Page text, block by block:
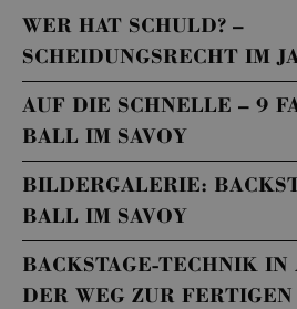
WER HAT SCHULD? –
SCHEIDUNGSRECHT IM
AUF DIE SCHNELLE – 9
BALL IM SAVOY
BILDERGALERIE:
BALL IM SAVOY
BACKSTAGE-TECHNIK
DER WEG ZUR